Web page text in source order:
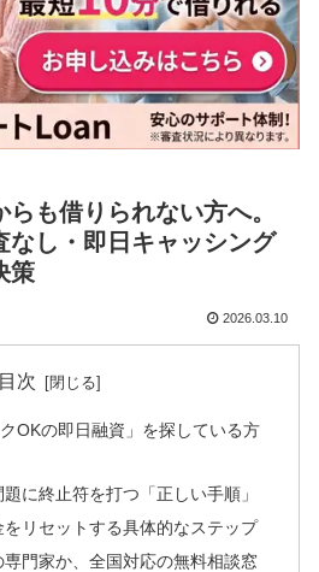
も借りられない方へ。
なし・即日キャッシング
策
2026.03.10
目次
OKの即日融資」を探している方
に終止符を打つ「正しい手順」
リセットする具体的なステップ
門家か、全国対応の無料相談窓